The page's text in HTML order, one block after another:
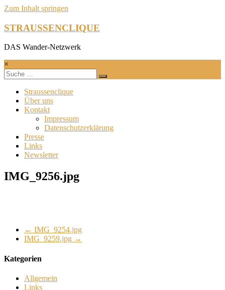
Zum Inhalt springen
STRAUSSENCLIQUE
DAS Wander-Netzwerk
×
Straussenclique
Über uns
Kontakt
Impressum
Datenschutzerklärung
Presse
Links
Newsletter
IMG_9256.jpg
← IMG_9254.jpg
IMG_9259.jpg →
Kategorien
Allgemein
Links